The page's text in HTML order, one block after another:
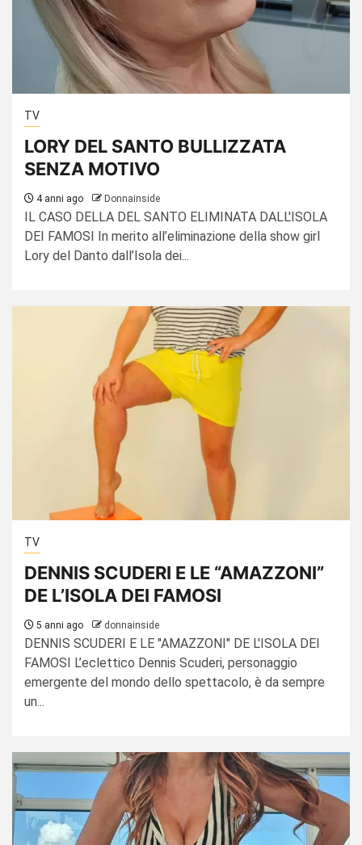
TV
LORY DEL SANTO BULLIZZATA
SENZA MOTIVO
4 anni ago Donnainside
IL CASO DELLA DEL SANTO ELIMINATA DALL'ISOLA
DEI FAMOSI In merito all’eliminazione della show girl
Lory del Danto dall’Isola dei...
TV
DENNIS SCUDERI E LE “AMAZZONI”
DE L’ISOLA DEI FAMOSI
5 anni ago donnainside
DENNIS SCUDERI E LE "AMAZZONI" DE L'ISOLA DEI
FAMOSI L’eclettico Dennis Scuderi, personaggio
emergente del mondo dello spettacolo, è da sempre
un...